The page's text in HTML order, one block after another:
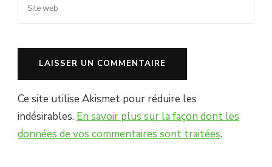
Ce site utilise Akismet pour réduire les
indésirables. En savoir plus sur la façon dont les
données de vos commentaires sont traitées.